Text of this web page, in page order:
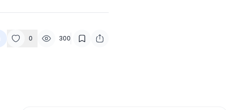
0 300